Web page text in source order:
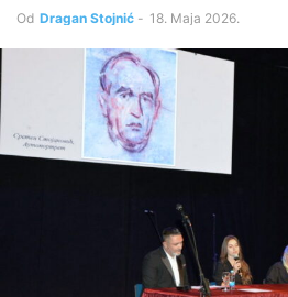
Od Dragan Stojnić - 18. Maja 2026.